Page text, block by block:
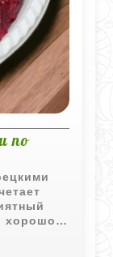
по
хорошо
меню,